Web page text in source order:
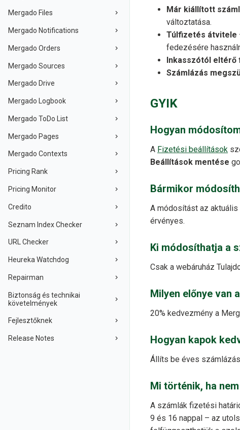
Mergado Files
Mergado Notifications
Mergado Orders
Mergado Sources
Mergado Drive
Mergado Logbook
Mergado ToDo List
Mergado Pages
Mergado Contexts
Pricing Rank
Pricing Monitor
Credito
Seznam Index Checker
URL Checker
Heureka Watchdog
Repairman
Biztonság és technikai
követelmények
Fejlesztőknek
Release Notes
Már kiállított
változtatása.
Túlfizetés átvitele
fedezésére
Inkasszótól eltérő
Számlázás
GYIK
Hogyan
A Fizetési beállítások
Beállítások mentése
Bármikor
A módosítást az
érvényes.
Ki módosíthatja a
Csak a webáruház
Milyen előnye van
20% kedvezmény a
Hogyan kapok
Állíts be éves
Mi történik, ha
A számlák fizetési
9 és 16 nappal – az